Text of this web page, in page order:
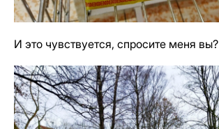
И это чувствуется, спросите меня вы?